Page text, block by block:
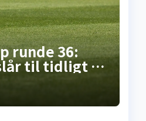
runde 36:
til tidligt i
i
mens
Park står